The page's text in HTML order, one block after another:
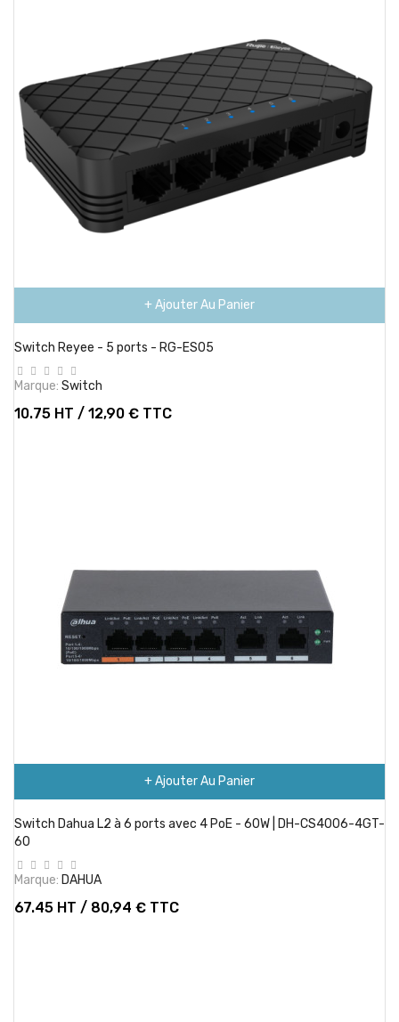
+ Ajouter Au Panier
Switch Reyee - 5 ports - RG-ES05
Marque: Switch
10.75 HT / 12,90 € TTC
+ Ajouter Au Panier
Switch Dahua L2 à 6 ports avec 4 PoE - 60W | DH-CS4006-4GT-
60
Marque: DAHUA
67.45 HT / 80,94 € TTC